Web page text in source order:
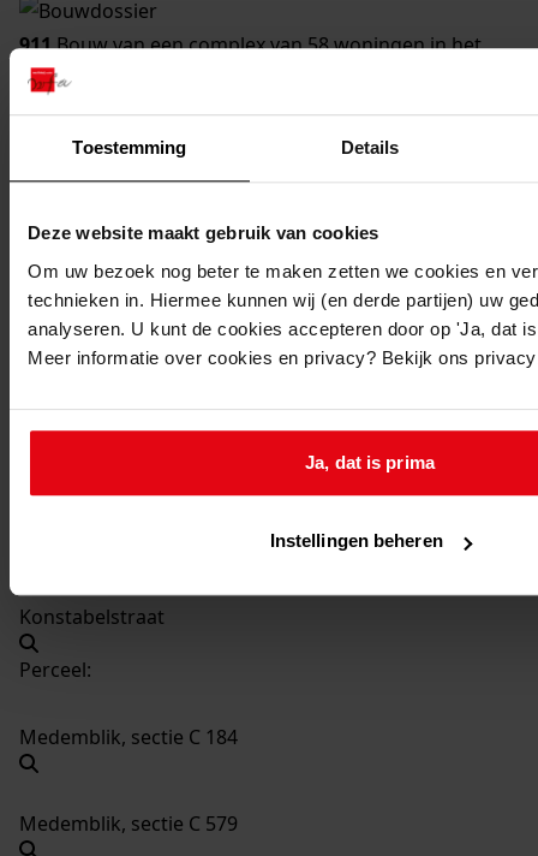
Toestemming Details
Deze website maakt gebruik van cookies
Om uw bezoek nog beter te maken zetten we cookies en
technieken in. Hiermee kunnen wij (en derde partijen) uw
analyseren. U kunt de cookies accepteren door op 'Ja, dat
Meer informatie over cookies en privacy? Bekijk ons
Ja, dat is prima
Instellingen beheren
911Bouw van een complex van 58 woningen in het
bestemmingsplan Randwijk, 24-01-1967
Datering:
24-01-1967
Beschrijving:
bestemmingsplan Randwijk
Adres:
Medemblik, Bijltjeshof 3, 5, 7, 9, 11, 13, 15
Medemblik, Bottelierstraat 1, 3, 5, 7, 9, 11, 13, 15, 17,
Medemblik, Konstabelstraat 2, 4, 6, 8, 10, 12, 14, 16, 18,
Konstabelstraat
Perceel:
Medemblik, sectie C 184
Medemblik, sectie C 579